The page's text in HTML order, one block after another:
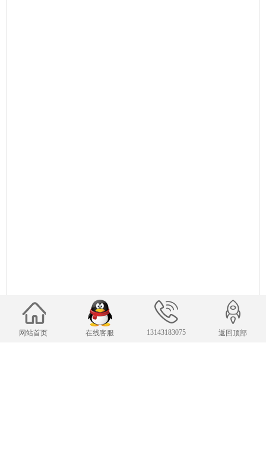
网站首页 在线客服 13143183075 返回顶部